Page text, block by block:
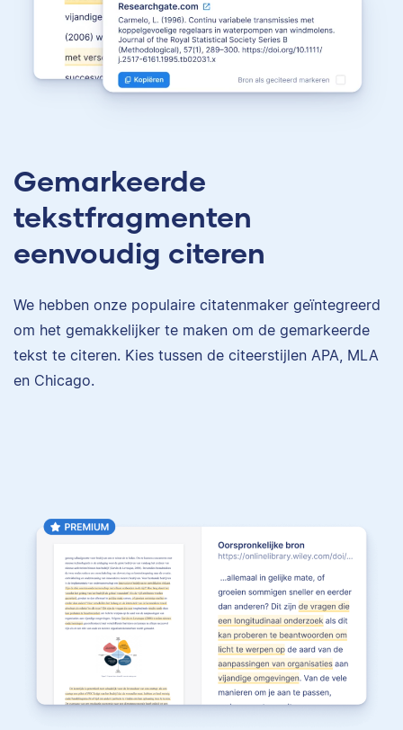
Gemarkeerde
tekstfragmenten
eenvoudig citeren
We hebben onze populaire citatenmaker geïntegreerd
om het gemakkelijker te maken om de gemarkeerde
tekst te citeren. Kies tussen de citeerstijlen APA, MLA
en Chicago.